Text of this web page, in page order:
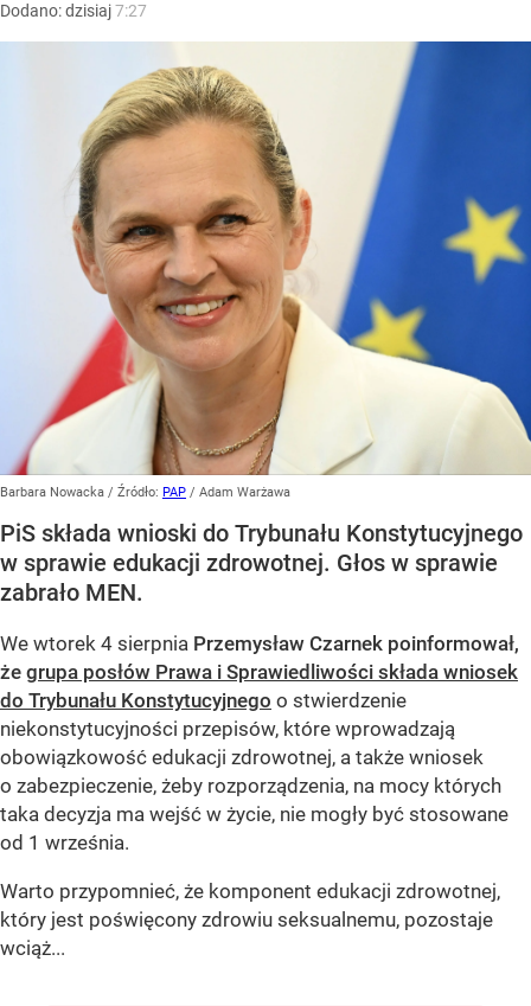
Dodano:dzisiaj7:27
Barbara Nowacka / Źródło: PAP / Adam Warżawa
PiS składa wnioski do Trybunału Konstytucyjnego
w sprawie edukacji zdrowotnej. Głos w sprawie
zabrało MEN.
We wtorek 4 sierpnia Przemysław Czarnek poinformował,
że grupa posłów Prawa i Sprawiedliwości składa wniosek
do Trybunału Konstytucyjnego o stwierdzenie
niekonstytucyjności przepisów, które wprowadzają
obowiązkowość edukacji zdrowotnej, a także wniosek
o zabezpieczenie, żeby rozporządzenia, na mocy których
taka decyzja ma wejść w życie, nie mogły być stosowane
od 1 września.
Warto przypomnieć, że komponent edukacji zdrowotnej,
który jest poświęcony zdrowiu seksualnemu, pozostaje
wciąż...